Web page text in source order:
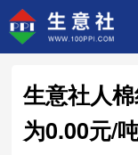
生意社人
为0.00元/